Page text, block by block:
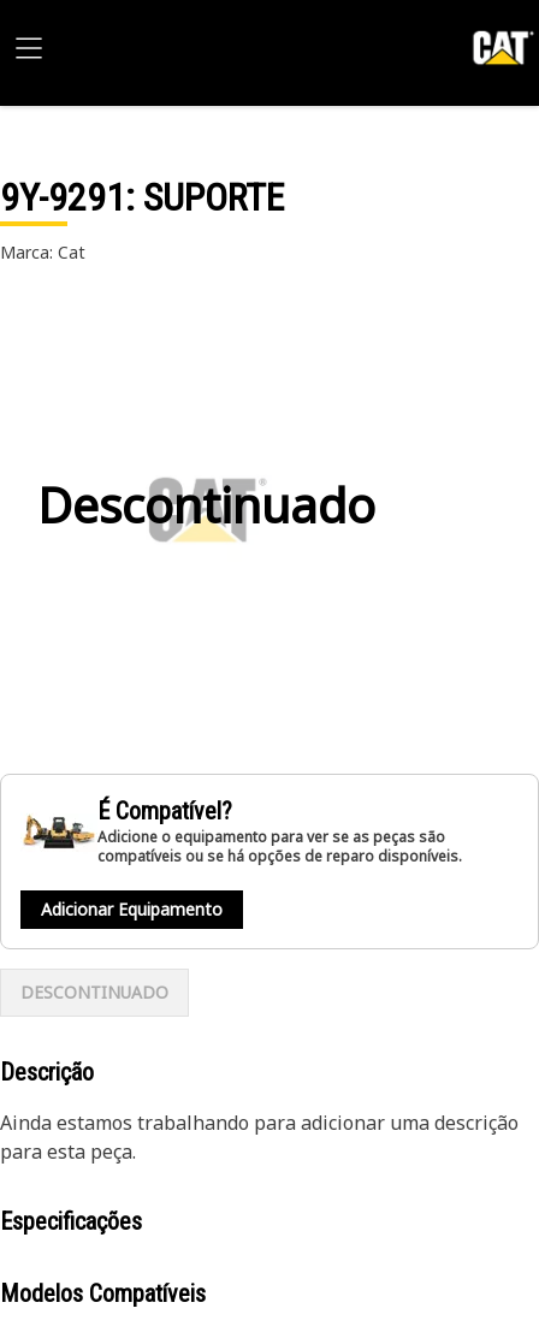
9Y-9291: SUPORTE
Marca: Cat
Descontinuado
É Compatível?
Adicione o equipamento para ver se as peças são
compatíveis ou se há opções de reparo disponíveis.
Adicionar Equipamento
DESCONTINUADO
Descrição
Ainda estamos trabalhando para adicionar uma descrição
para esta peça.
Especificações
Modelos Compatíveis